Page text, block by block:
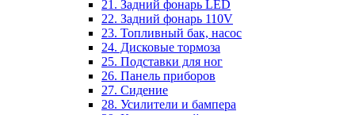
21. Задний фонарь LED
22. Задний фонарь 110V
23. Топливный бак, насос
24. Дисковые тормоза
25. Подставки для ног
26. Панель приборов
27. Сидение
28. Усилители и бампера